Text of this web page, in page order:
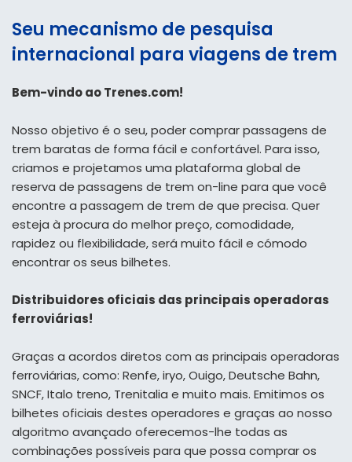
Seu mecanismo de pesquisa
internacional para viagens de trem
Bem-vindo ao Trenes.com!
Nosso objetivo é o seu, poder comprar passagens de
trem baratas de forma fácil e confortável. Para isso,
criamos e projetamos uma plataforma global de
reserva de passagens de trem on-line para que você
encontre a passagem de trem de que precisa. Quer
esteja à procura do melhor preço, comodidade,
rapidez ou flexibilidade, será muito fácil e cómodo
encontrar os seus bilhetes.
Distribuidores oficiais das principais operadoras
ferroviárias!
Graças a acordos diretos com as principais operadoras
ferroviárias, como: Renfe, iryo, Ouigo, Deutsche Bahn,
SNCF, Italo treno, Trenitalia e muito mais. Emitimos os
bilhetes oficiais destes operadores e graças ao nosso
algoritmo avançado oferecemos-lhe todas as
combinações possíveis para que possa comprar os